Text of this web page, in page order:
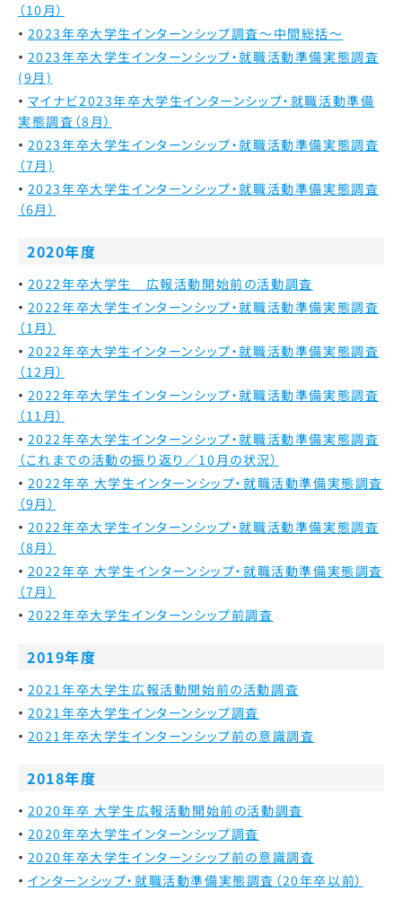
（10月）
2023年卒大学生インターンシップ調査～中間総括～
2023年卒大学生インターンシップ・就職活動準備実態調査
(9月)
マイナビ2023年卒大学生インターンシップ・就職活動準備
実態調査（8月）
2023年卒大学生インターンシップ・就職活動準備実態調査
（7月)
2023年卒大学生インターンシップ・就職活動準備実態調査
（6月）
2020年度
2022年卒大学生 広報活動開始前の活動調査
2022年卒大学生インターンシップ・就職活動準備実態調査
（1月）
2022年卒大学生インターンシップ・就職活動準備実態調査
（12月）
2022年卒大学生インターンシップ・就職活動準備実態調査
（11月）
2022年卒大学生インターンシップ・就職活動準備実態調査
（これまでの活動の振り返り／10月の状況）
2022年卒 大学生インターンシップ・就職活動準備実態調査
（9月）
2022年卒大学生インターンシップ・就職活動準備実態調査
（8月）
2022年卒 大学生インターンシップ・就職活動準備実態調査
（7月）
2022年卒大学生インターンシップ前調査
2019年度
2021年卒大学生広報活動開始前の活動調査
2021年卒大学生インターンシップ調査
2021年卒大学生インターンシップ前の意識調査
2018年度
2020年卒 大学生広報活動開始前の活動調査
2020年卒大学生インターンシップ調査
2020年卒大学生インターンシップ前の意識調査
インターンシップ・就職活動準備実態調査（20年卒以前）